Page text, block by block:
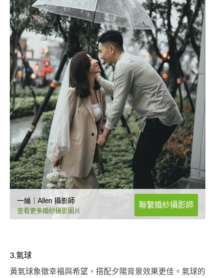
一綸｜Allen 攝影師
查看更多婚紗攝影圖片
聯繫婚紗攝影師
3.氣球
黃氣球象徵幸福與希望，搭配夕陽背景效果更佳。氣球的